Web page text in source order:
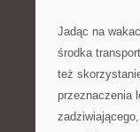
Jadąc na
środka
też
przeznaczenia